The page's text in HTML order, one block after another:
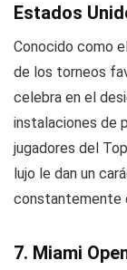
Estados
Conocido como
de los torneos
celebra en el
instalaciones de
jugadores del
lujo le dan un
constantemente
7. Miami